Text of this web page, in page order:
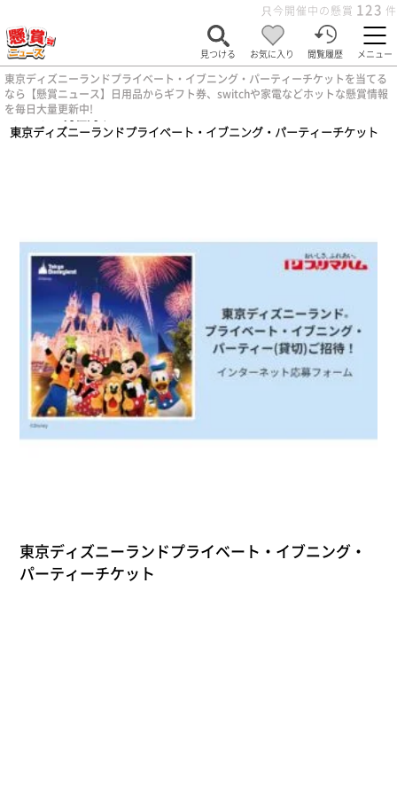
只今開催中の懸賞 123 件
見つける お気に入り 閲覧履歴 メニュー
東京ディズニーランドプライベート・イブニング・パーティーチケットを当てる
なら【懸賞ニュース】日用品からギフト券、switchや家電などホットな懸賞情報
を毎日大量更新中!
ホーム > 男性向け
東京ディズニーランドプライベート・イブニング・パーティーチケット
東京ディズニーランドプライベート・イブニング・
パーティーチケット